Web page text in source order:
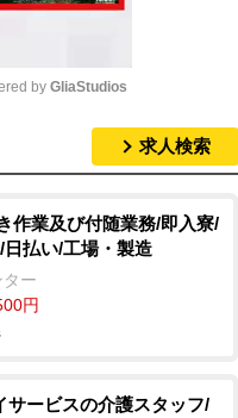
t
e
by GliaStudios
求人検索
作業及び付随業務/即入寮/
払い/工場・製造
ー
円
サービスの介護スタッフ/